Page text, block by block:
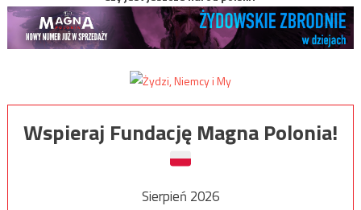
Wspieraj Fundację Magna Polonia!
Sierpień 2026